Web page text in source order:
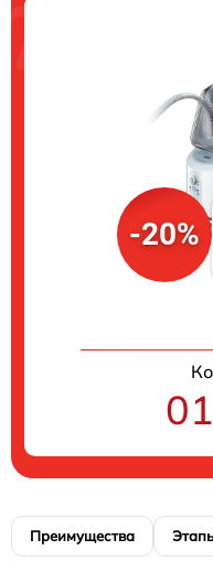
-20%
Преимущества